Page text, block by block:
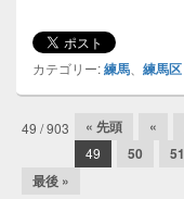
カテゴリー:練馬 練馬区
投
49 / 903 « 先頭 «
49 50 51
最後 »